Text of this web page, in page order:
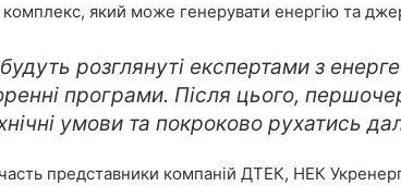
який може генерувати енергію та
будуть розглянуті експертами з
програми. Після цього,
умови та покроково рухатись
представники компаній ДТЕК, НЕК